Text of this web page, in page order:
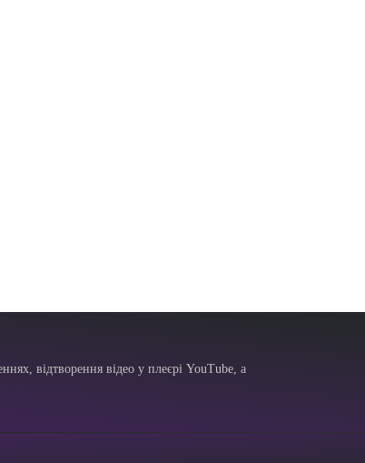
відтворення відео у плеєрі YouTube, а